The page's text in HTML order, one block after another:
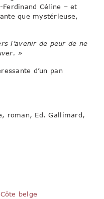
Céline – et
que mystérieuse,
l’avenir de peur de ne
»
d’un pan
roman, Ed. Gallimard,
belge